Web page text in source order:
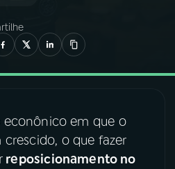
em que o
o que fazer
reposicionamento no